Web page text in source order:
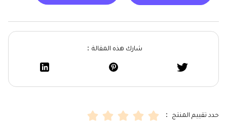
شارك هذه المقالة：
حدد تقييم المنتج ：